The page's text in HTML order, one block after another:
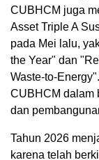
CUBHCM juga
Asset Triple A
pada Mei lalu,
the Year" dan
Waste-to-
CUBHCM dalam
dan
Tahun 2026
karena telah